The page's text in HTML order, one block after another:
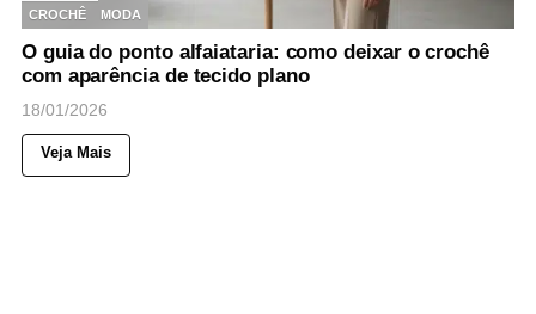
CROCHÊ
MODA
O guia do ponto alfaiataria: como deixar o crochê
com aparência de tecido plano
18/01/2026
Veja Mais